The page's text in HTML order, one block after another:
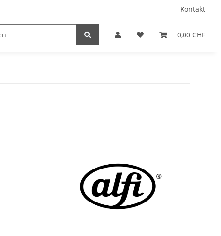
Kontakt
0,00 CHF